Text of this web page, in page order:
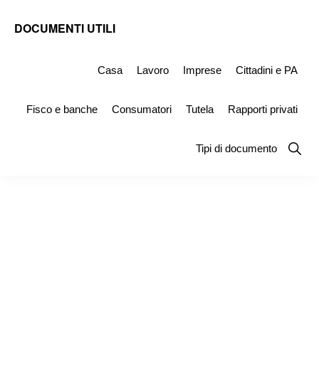
DOCUMENTI UTILI
Simile
Casa Lavoro Imprese Cittadini e PA
Fisco e banche Consumatori Tutela Rapporti privati
Tipi di documento
Show